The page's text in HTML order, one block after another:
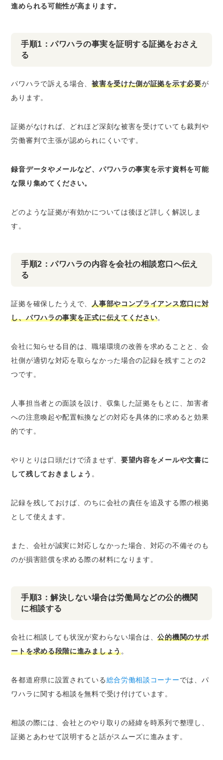
進められる可能性が高まります。
手順1：パワハラの事実を証明する証拠をおさえ
る
パワハラで訴える場合、被害を受けた側が証拠を示す必要が
あります。
証拠がなければ、どれほど深刻な被害を受けていても裁判や
労働審判で主張が認められにくいです。
録音データやメールなど、パワハラの事実を示す資料を可能
な限り集めてください。
どのような証拠が有効かについては後ほど詳しく解説しま
す。
手順2：パワハラの内容を会社の相談窓口へ伝え
る
証拠を確保したうえで、人事部やコンプライアンス窓口に対
し、パワハラの事実を正式に伝えてください。
会社に知らせる目的は、職場環境の改善を求めることと、会
社側が適切な対応を取らなかった場合の記録を残すことの2
つです。
人事担当者との面談を設け、収集した証拠をもとに、加害者
への注意喚起や配置転換などの対応を具体的に求めると効果
的です。
やりとりは口頭だけで済ませず、 要望内容をメールや文書に
して残しておきましょう 。
記録を残しておけば、のちに会社の責任を追及する際の根拠
として使えます。
また、会社が誠実に対応しなかった場合、対応の不備そのも
のが損害賠償を求める際の材料になります。
手順3：解決しない場合は労働局などの公的機関
に相談する
会社に相談しても状況が変わらない場合は、公的機関のサポ
ートを求める段階に進みましょう。
各都道府県に設置されている総合労働相談コーナーでは、パ
ワハラに関する相談を無料で受け付けています。
相談の際には、会社とのやり取りの経緯を時系列で整理し、
証拠とあわせて説明すると話がスムーズに進みます。